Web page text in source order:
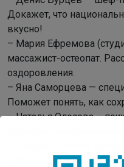
Докажет, что
вкусно!
– Мария Ефремова
массажист-остеопат.
оздоровления.
– Яна Саморцева —
Поможет понять, как
– Наталья Олесова –
– Евдокия Сидорова –